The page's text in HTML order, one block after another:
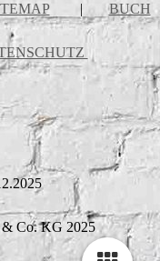
| BUCH
Co. KG 2025